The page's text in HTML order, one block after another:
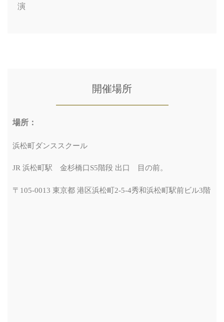
演
開催場所
場所：
浜松町ダンススクール
JR 浜松町駅 金杉橋口S5階段 出口 目の前。
〒105-0013 東京都 港区浜松町2-5-4秀和浜松町駅前ビル3階